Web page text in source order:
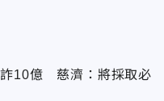
詐10億 慈濟：將採取必